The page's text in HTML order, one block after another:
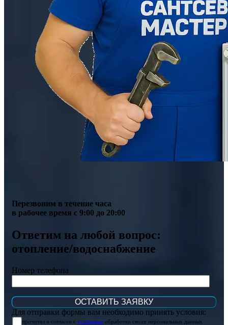
Перезвоним в течение часа
в рабочее время с 9:00 до 20:00
Ответим на любой вопрос:
отопление/водоснабжение
Номер телефона
Для отправки формы вам необходимо принять условия:
прочитал и согласен с условиями обработки своих персональных данных